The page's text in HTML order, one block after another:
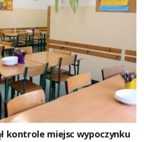
kontrole miejsc wypoczynku